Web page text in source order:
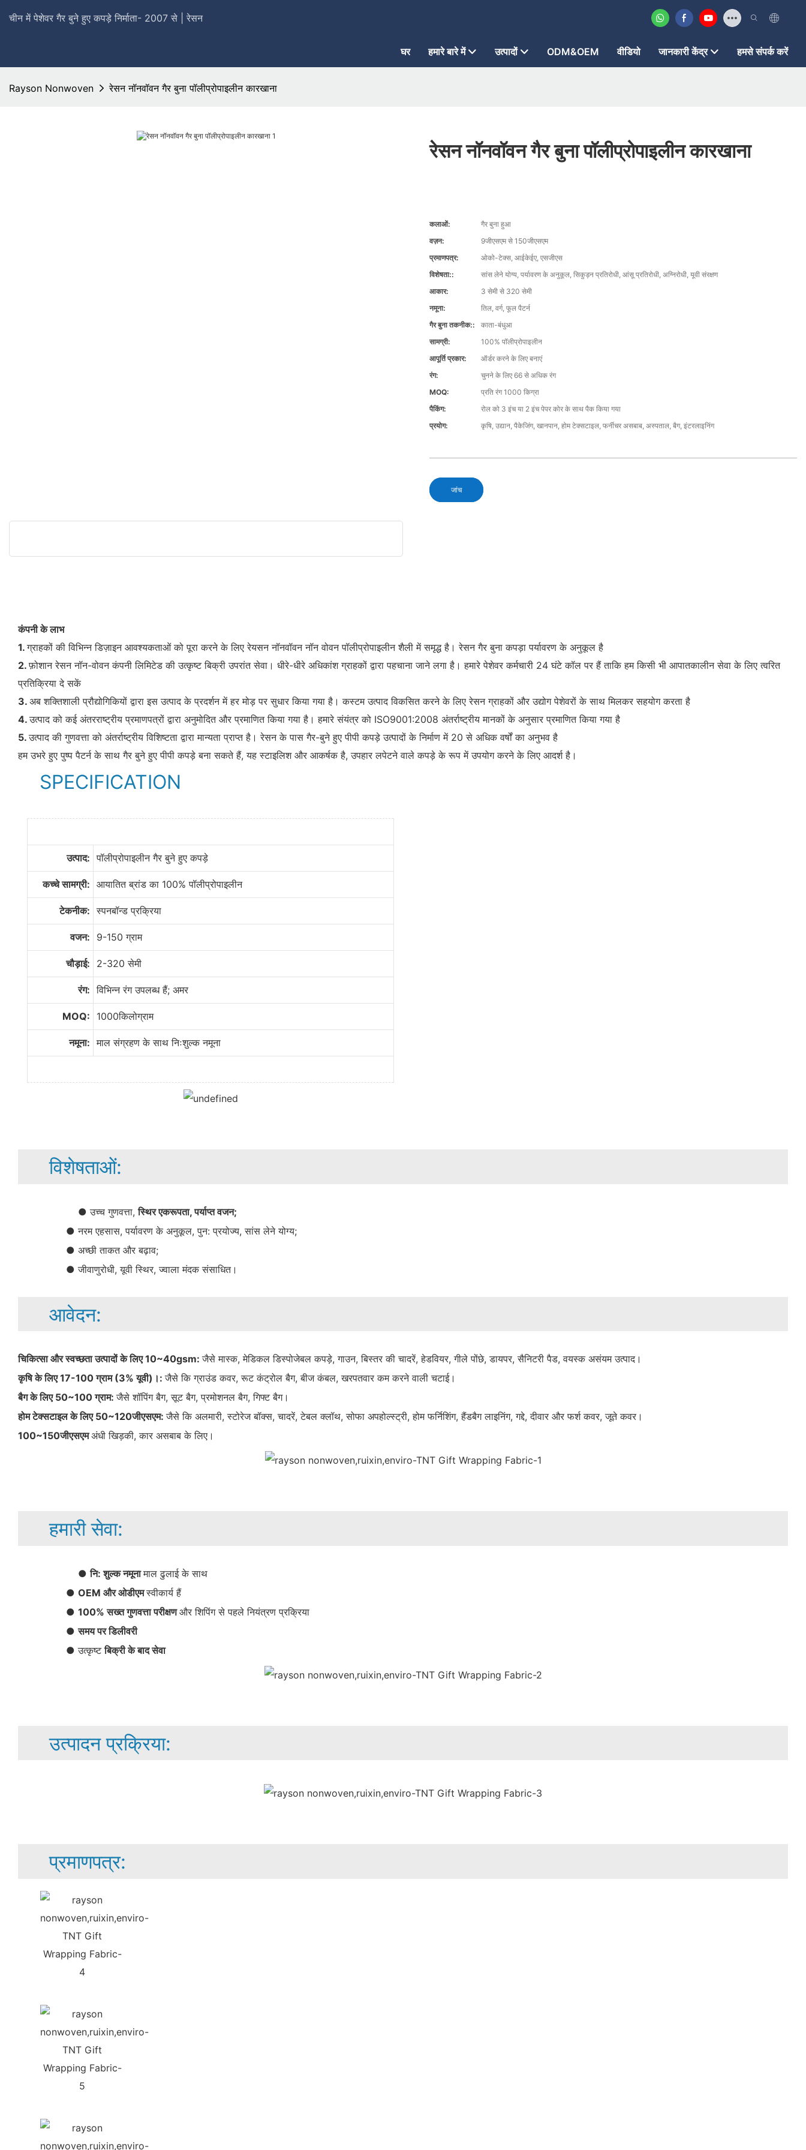
चीन में पेशेवर गैर बुने हुए कपड़े निर्माता- 2007 से | रेसन
घर हमारे बारे में उत्पादों ODM&OEM वीडियो जानकारी केंद्र हमसे संपर्क करें
Rayson Nonwoven रेसन नॉनवॉवन गैर बुना पॉलीप्रोपाइलीन कारखाना
रेसन नॉनवॉवन गैर बुना पॉलीप्रोपाइलीन कारखाना
कलाओं:
गैर बुना हुआ
वज़न:
9जीएसएम से 150जीएसएम
प्रमाणपत्र:
ओको-टेक्स, आईकेईए, एसजीएस
विशेषता::
सांस लेने योग्य, पर्यावरण के अनुकूल, सिकुड़न प्रतिरोधी, आंसू प्रतिरोधी, अग्निरोधी, यूवी संरक्षण
आकार:
3 सेमी से 320 सेमी
नमूना:
तिल, वर्ग, फूल पैटर्न
गैर बुना तकनीक::
काता-बंधुआ
सामग्री:
100% पॉलीप्रोपाइलीन
आपूर्ति प्रकार:
ऑर्डर करने के लिए बनाएं
रंग:
चुनने के लिए 66 से अधिक रंग
MOQ:
प्रति रंग 1000 किग्रा
पैकिंग:
रोल को 3 इंच या 2 इंच पेपर कोर के साथ पैक किया गया
प्रयोग:
कृषि, उद्यान, पैकेजिंग, खानपान, होम टेक्सटाइल, फर्नीचर असबाब, अस्पताल, बैग, इंटरलाइनिंग
जांच
कंपनी के लाभ
1.ग्राहकों की विभिन्न डिज़ाइन आवश्यकताओं को पूरा करने के लिए रेयसन नॉनवॉवन नॉन वोवन पॉलीप्रोपाइलीन शैली में समृद्ध है। रेसन गैर बुना कपड़ा पर्यावरण के अनुकूल है
2.फ़ोशान रेसन नॉन-वोवन कंपनी लिमिटेड की उत्कृष्ट बिक्री उपरांत सेवा। धीरे-धीरे अधिकांश ग्राहकों द्वारा पहचाना जाने लगा है। हमारे पेशेवर कर्मचारी 24 घंटे कॉल पर हैं ताकि हम किसी भी आपातकालीन सेवा के लिए त्वरित
प्रतिक्रिया दे सकें
3. अब शक्तिशाली प्रौद्योगिकियों द्वारा इस उत्पाद के प्रदर्शन में हर मोड़ पर सुधार किया गया है। कस्टम उत्पाद विकसित करने के लिए रेसन ग्राहकों और उद्योग पेशेवरों के साथ मिलकर सहयोग करता है
4.उत्पाद को कई अंतरराष्ट्रीय प्रमाणपत्रों द्वारा अनुमोदित और प्रमाणित किया गया है। हमारे संयंत्र को ISO9001:2008 अंतर्राष्ट्रीय मानकों के अनुसार प्रमाणित किया गया है
5.उत्पाद की गुणवत्ता को अंतर्राष्ट्रीय विशिष्टता द्वारा मान्यता प्राप्त है। रेसन के पास गैर-बुने हुए पीपी कपड़े उत्पादों के निर्माण में 20 से अधिक वर्षों का अनुभव है
हम उभरे हुए पुष्प पैटर्न के साथ गैर बुने हुए पीपी कपड़े बना सकते हैं, यह स्टाइलिश और आकर्षक है, उपहार लपेटने वाले कपड़े के रूप में उपयोग करने के लिए आदर्श है।
SPECIFICATION
उत्पाद: पॉलीप्रोपाइलीन गैर बुने हुए कपड़े
कच्चे सामग्री: आयातित ब्रांड का 100% पॉलीप्रोपाइलीन
टेकनीक: स्पनबॉन्ड प्रक्रिया
वजन: 9-150 ग्राम
चौड़ाई: 2-320 सेमी
रंग: विभिन्न रंग उपलब्ध हैं; अमर
MOQ: 1000किलोग्राम
नमूना: माल संग्रहण के साथ निःशुल्क नमूना
विशेषताओं:
● उच्च गुणवत्ता,स्थिर एकरूपता, पर्याप्त वजन;
● नरम एहसास, पर्यावरण के अनुकूल, पुन: प्रयोज्य, सांस लेने योग्य;
● अच्छी ताकत और बढ़ाव;
● जीवाणुरोधी, यूवी स्थिर, ज्वाला मंदक संसाधित।
आवेदन:
चिकित्सा और स्वच्छता उत्पादों के लिए 10~40gsm:जैसे मास्क, मेडिकल डिस्पोजेबल कपड़े, गाउन, बिस्तर की चादरें, हेडवियर, गीले पोंछे, डायपर, सैनिटरी पैड, वयस्क असंयम उत्पाद।
कृषि के लिए 17-100 ग्राम (3% यूवी)।:जैसे कि ग्राउंड कवर, रूट कंट्रोल बैग, बीज कंबल, खरपतवार कम करने वाली चटाई।
बैग के लिए 50~100 ग्राम:जैसे शॉपिंग बैग, सूट बैग, प्रमोशनल बैग, गिफ्ट बैग।
होम टेक्सटाइल के लिए 50~120जीएसएम:जैसे कि अलमारी, स्टोरेज बॉक्स, चादरें, टेबल क्लॉथ, सोफा अपहोल्स्ट्री, होम फर्निशिंग, हैंडबैग लाइनिंग, गद्दे, दीवार और फर्श कवर, जूते कवर।
100~150जीएसएमअंधी खिड़की, कार असबाब के लिए।
हमारी सेवा:
●नि: शुल्क नमूनामाल ढुलाई के साथ
● OEM और ओडीएमस्वीकार्य हैं
● 100% सख्त गुणवत्ता परीक्षणऔर शिपिंग से पहले नियंत्रण प्रक्रिया
●समय पर डिलीवरी
● उत्कृष्टबिक्री के बाद सेवा
उत्पादन प्रक्रिया:
प्रमाणपत्र: